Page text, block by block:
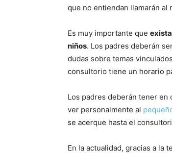
que no entiendan llamarán al
Es muy importante que
niños. Los padres deberán
dudas sobre temas
consultorio tiene un horario
Los padres deberán tener
ver personalmente al
se acerque hasta el
En la actualidad, gracias a la